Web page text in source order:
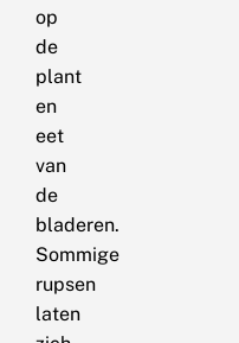
op
de
plant
en
eet
van
de
bladeren.
Sommige
rupsen
laten